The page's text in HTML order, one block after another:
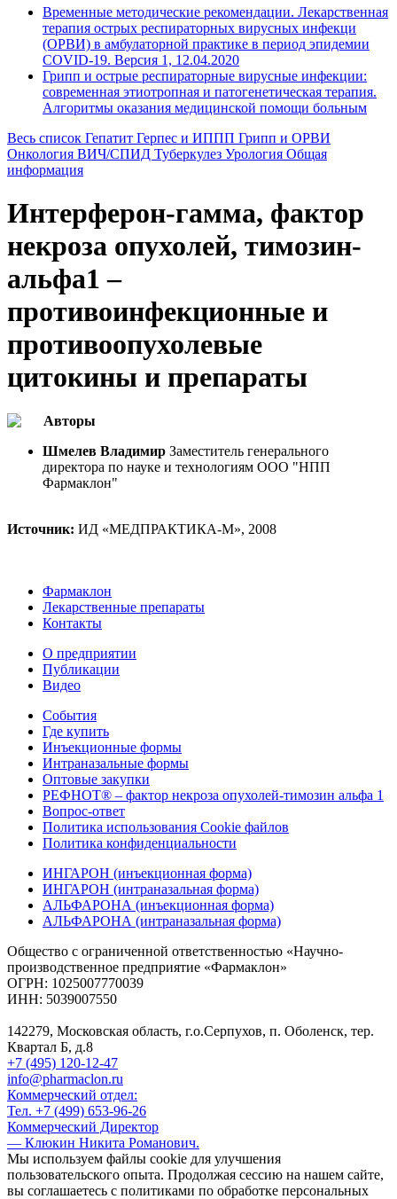
Временные методические рекомендации. Лекарственная
терапия острых респираторных вирусных инфекци
(ОРВИ) в амбулаторной практике в период эпидемии
COVID-19. Версия 1, 12.04.2020
Грипп и острые респираторные вирусные инфекции:
современная этиотропная и патогенетическая терапия.
Алгоритмы оказания медицинской помощи больным
Весь список Гепатит Герпес и ИППП Грипп и ОРВИ
Онкология ВИЧ/СПИД Туберкулез Урология Общая
информация
Интерферон-гамма, фактор
некроза опухолей, тимозин-
альфа1 –
противоинфекционные и
противоопухолевые
цитокины и препараты
Авторы
Шмелев Владимир Заместитель генерального
директора по науке и технологиям ООО "НПП
Фармаклон"
Источник: ИД «МЕДПРАКТИКА-М», 2008
Фармаклон
Лекарственные препараты
Контакты
О предприятии
Публикации
Видео
События
Где купить
Инъекционные формы
Интраназальные формы
Оптовые закупки
РЕФНОТ® – фактор некроза опухолей-тимозин альфа 1
Вопрос-ответ
Политика использования Cookie файлов
Политика конфиденциальности
ИНГАРОН (инъекционная форма)
ИНГАРОН (интраназальная форма)
АЛЬФАРОНА (инъекционная форма)
АЛЬФАРОНА (интраназальная форма)
Общество с ограниченной ответственностью «Научно-
производственное предприятие «Фармаклон»
ОГРН: 1025007770039
ИНН: 5039007550
142279, Московская область, г.о.Серпухов, п. Оболенск, тер.
Квартал Б, д.8
+7 (495) 120-12-47
info@pharmaclon.ru
Коммерческий отдел:
Тел. +7 (499) 653-96-26
Коммерческий Директор
— Клюкин Никита Романович.
Мы используем файлы cookie для улучшения
пользовательского опыта. Продолжая сессию на нашем сайте,
вы соглашаетесь с политиками по обработке персональных